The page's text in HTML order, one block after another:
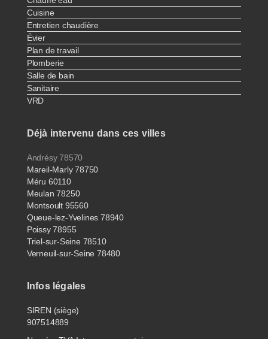
Cuisine
Entretien chaudière
Évier
Plan de travail
Plomberie
Salle de bain
Sanitaire
VRD
Déjà intervenu dans ces villes
Andrésy 78570
Mareil-Marly 78750
Méru 60110
Meulan 78250
Montsoult 95560
Queue-lez-Yvelines 78940
Poissy 78955
Triel-sur-Seine 78510
Verneuil-sur-Seine 78480
Infos légales
SIREN (siège)
907514889